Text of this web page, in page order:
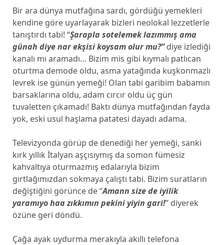
Bir ara dünya mutfağına sardı, gördüğü yemekleri
kendine göre uyarlayarak bizleri neolokal lezzetlerle
tanıştırdı tabi! “Şarapla sotelemek lazımmış ama
günah diye nar ekşisi koysam olur mu?”diye izlediği
kanalı mı aramadı… Bizim mis gibi kıymalı patlıcan
oturtma demode oldu, asma yatağında kuşkonmazlı
levrek ise günün yemeği! Olan tabi garibim babamın
barsaklarına oldu, adam cırcır oldu üç gün
tuvaletten çıkamadı! Baktı dünya mutfağından fayda
yok, eski usul haşlama patatesi dayadı adama.
Televizyonda görüp de denediği her yemeği, sanki
kırk yıllık İtalyan aşçısıymış da somon fümesiz
kahvaltıya oturmazmış edalarıyla bizim
gırtlağımızdan sokmaya çalıştı tabi. Bizim suratların
değiştiğini görünce de “Amann size de iyilik
yaramıyo haa zıkkımın pekini yiyin gari!” diyerek
özüne geri döndü.
Çağa ayak uydurma merakıyla akıllı telefona